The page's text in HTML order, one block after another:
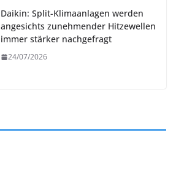
Daikin: Split-Klimaanlagen werden
angesichts zunehmender Hitzewellen
immer stärker nachgefragt
24/07/2026